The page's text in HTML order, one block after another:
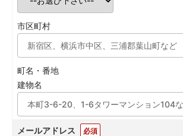
市区町村
町名・番地
建物名
メールアドレス 必須